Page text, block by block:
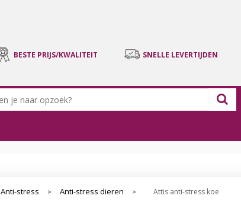
BESTE PRIJS/KWALITEIT SNELLE LEVERTIJDEN
Anti-stress > Anti-stress dieren > Attis anti-stress koe